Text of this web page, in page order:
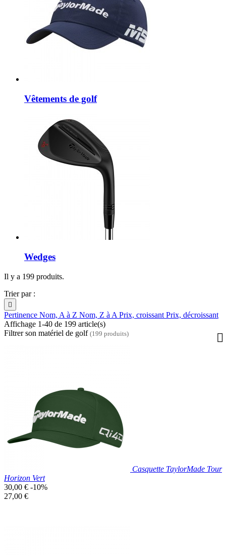
Vêtements de golf
Wedges
Il y a 199 produits.
Trier par :

Pertinence Nom, A à Z Nom, Z à A Prix, croissant Prix, décroissant
Affichage 1-40 de 199 article(s)
Filtrer son matériel de golf (199 produits)
Casquette TaylorMade Tour
Horizon Vert
Prix
de
30,00 € -10%
Prix
27,00 €